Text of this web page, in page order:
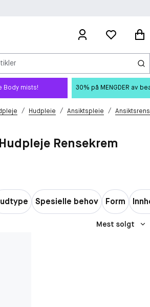
Body mists! 30% på MENGDER av
/ Hudpleie / Ansiktspleie / Ansiktsrens
Rensekrem
Spesielle behov Form
Mest solgt